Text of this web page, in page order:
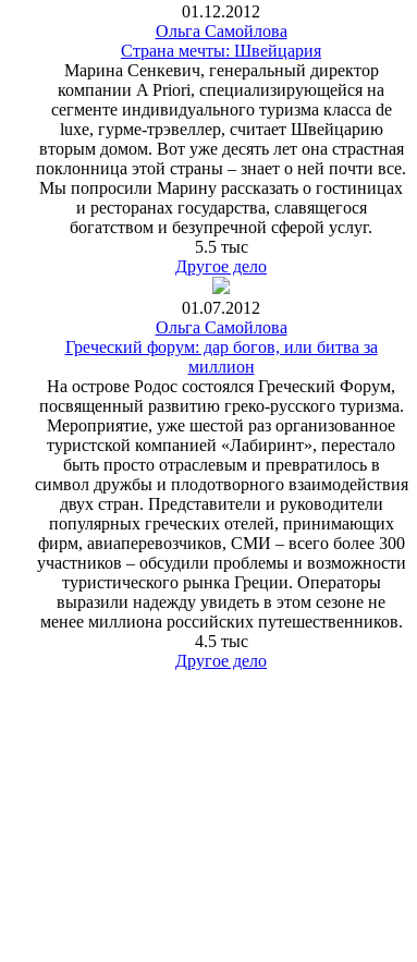
01.12.2012
Ольга Самойлова
Страна мечты: Швейцария
Марина Сенкевич, генеральный директор
компании A Priori, специализирующейся на
сегменте индивидуального туризма класса de
luxe, гурме-трэвеллер, считает Швейцарию
вторым домом. Вот уже десять лет она страстная
поклонница этой страны – знает о ней почти все.
Мы попросили Марину рассказать о гостиницах
и ресторанах государства, славящегося
богатством и безупречной сферой услуг.
5.5 тыс
Другое дело
01.07.2012
Ольга Самойлова
Греческий форум: дар богов, или битва за
миллион
На острове Родос состоялся Греческий Форум,
посвященный развитию греко-русского туризма.
Мероприятие, уже шестой раз организованное
туристской компанией «Лабиринт», перестало
быть просто отраслевым и превратилось в
символ дружбы и плодотворного взаимодействия
двух стран. Представители и руководители
популярных греческих отелей, принимающих
фирм, авиаперевозчиков, СМИ – всего более 300
участников – обсудили проблемы и возможности
туристического рынка Греции. Операторы
выразили надежду увидеть в этом сезоне не
менее миллиона российских путешественников.
4.5 тыс
Другое дело